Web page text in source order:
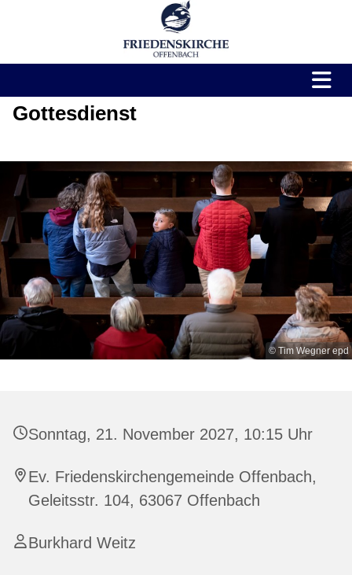
Gottesdienst
© Tim Wegner epd
Sonntag, 21. November 2027, 10:15 Uhr
Ev. Friedenskirchengemeinde Offenbach,
Geleitsstr. 104, 63067 Offenbach
Burkhard Weitz